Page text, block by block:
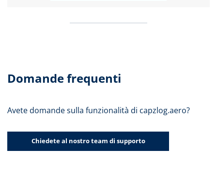
Domande frequenti
Avete domande sulla funzionalità di capzlog.aero?
Chiedete al nostro team di supporto